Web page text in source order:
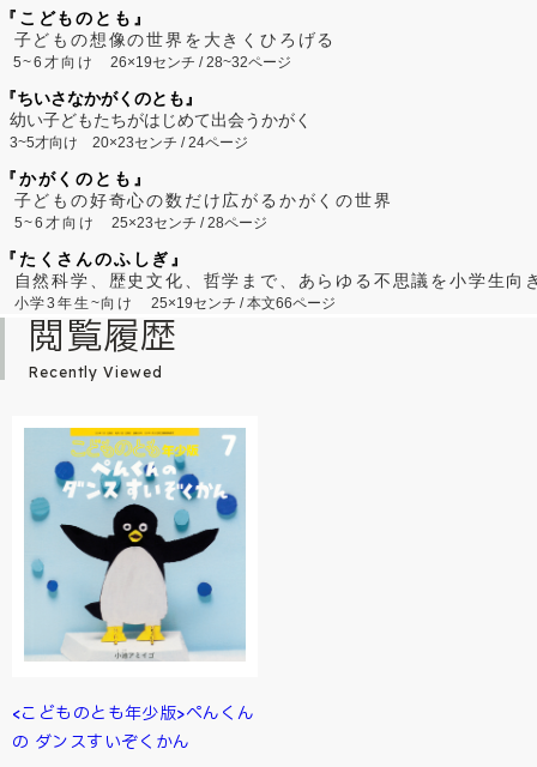
『こどものとも』
子どもの想像の世界を大きくひろげる
5~6才向け26×19センチ / 28~32ページ
『ちいさなかがくのとも』
幼い子どもたちがはじめて出会うかがく
3~5才向け 20×23センチ / 24ページ
『かがくのとも』
子どもの好奇心の数だけ広がるかがくの世界
5~6才向け25×23センチ / 28ページ
『たくさんのふしぎ』
自然科学、歴史文化、哲学まで、あらゆる不思議を小学生向
小学3年生~向け 25×19センチ / 本文66ページ
閲覧履歴
Recently Viewed
<こどものとも年少版>ぺんくん
の ダンスすいぞくかん